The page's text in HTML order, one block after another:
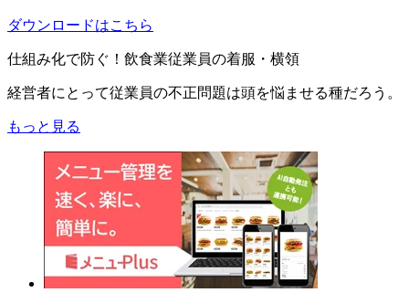
ダウンロードはこちら
仕組み化で防ぐ！飲食業従業員の着服・横領
経営者にとって従業員の不正問題は頭を悩ませる種だろう。
もっと見る